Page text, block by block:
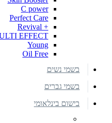
C power
Perfect Care
+ Revival
EFFECT
Young
Oil Free
בשמי נשים
בשמי גברים
בישום בינלאומי